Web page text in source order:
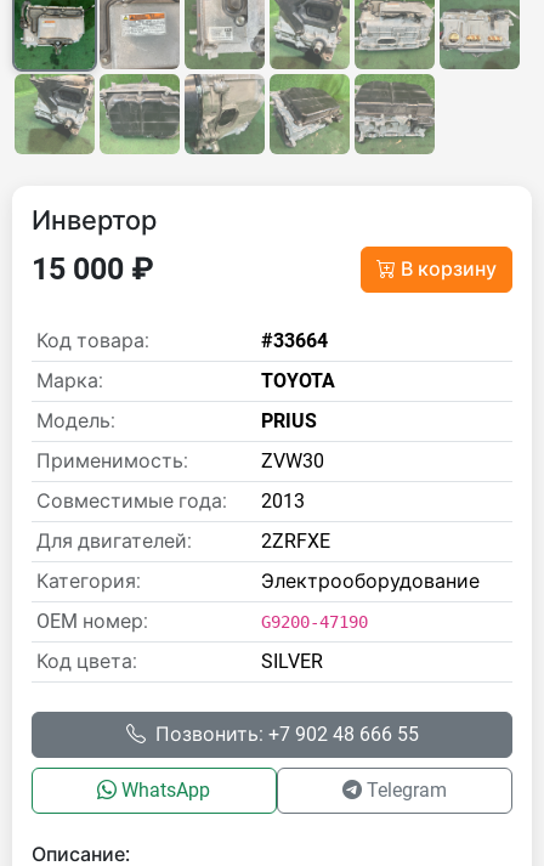
Инвертор
15 000 ₽ В корзину
Код товара:
#33664
Марка:
TOYOTA
Модель:
PRIUS
Применимость:
ZVW30
Совместимые года:
2013
Для двигателей:
2ZRFXE
Категория:
Электрооборудование
OEM номер:
G9200-47190
Код цвета: SILVER
Позвонить: +7 902 48 666 55
WhatsApp Telegram
Описание: